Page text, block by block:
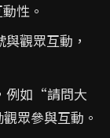
性。
觀眾互動，
例如“請問大
眾參與互動。